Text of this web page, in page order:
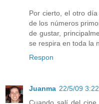
Por cierto, el otro
de los números
de gustar,
se respira en toda la
Respon
Juanma 22/5/09 3:22
Cuando salí del